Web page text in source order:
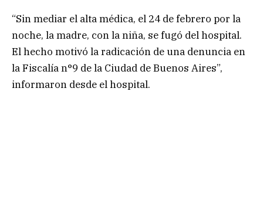
“Sin mediar el alta médica, el 24 de febrero por la
noche, la madre, con la niña, se fugó del hospital.
El hecho motivó la radicación de una denuncia en
la Fiscalía n°9 de la Ciudad de Buenos Aires”,
informaron desde el hospital.